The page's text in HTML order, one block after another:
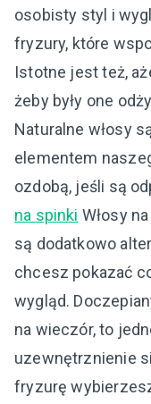
osobisty styl i
fryzury, które
Istotne jest też,
żeby były one
Naturalne włosy
elementem
ozdobą, jeśli są
na spinki Włosy
są dodatkowo
chcesz pokazać
wygląd.
na wieczór, to
uzewnętrznienie
fryzurę